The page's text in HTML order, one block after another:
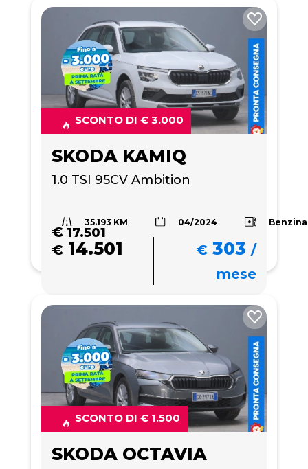
SCONTO DI € 3.000
SKODA KAMIQ
1.0 TSI 95CV Ambition
35.193 KM 04/2024 Benzina
€17.501
€ 14.501 € 303 /
mese
SCONTO DI € 1.500
SKODA OCTAVIA